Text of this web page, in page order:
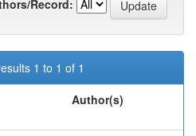
Record:
1 to 1 of 1
Author(s)